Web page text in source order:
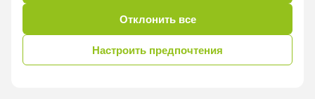
Отклонить все
Настроить предпочтения